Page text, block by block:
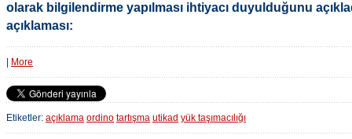
olarak bilgilendirme yapılması ihtiyacı duyulduğunu
açıklaması:
More
Etiketler: açıklama ordino tartışma utikad yük taşımacılığı